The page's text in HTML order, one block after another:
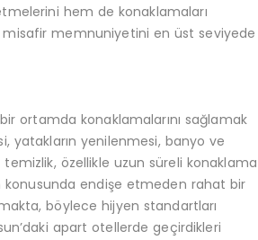
hem de konaklamaları
memnuniyetini en üst seviyede
ortamda konaklamalarını sağlamak
yatakların yenilenmesi, banyo ve
özellikle uzun süreli konaklama
endişe etmeden rahat bir
böylece hijyen standartları
apart otellerde geçirdikleri